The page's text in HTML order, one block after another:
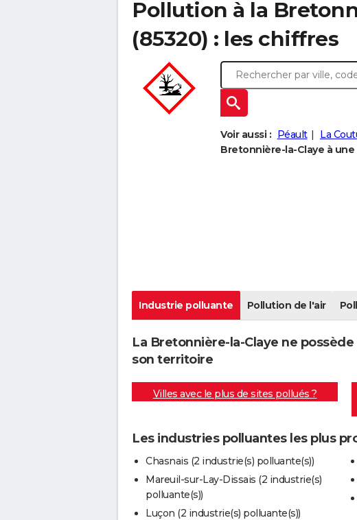
Pollution à la
(85320) : les chiffres
Voir aussi : Péault La
Bretonnière-la-Claye à
Industrie polluante Pollution de l'air
La Bretonnière-la-Claye ne
son territoire
Villes avec le plus de sites pollués ?
Les industries polluantes les plus
Chasnais (2 industrie(s) polluante(s))
Mareuil-sur-Lay-Dissais (2 industrie(s)
polluante(s))
Luçon (2 industrie(s) polluante(s))